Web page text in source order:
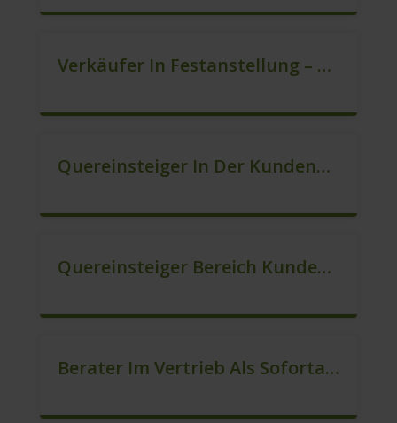
Verkäufer In Festanstellung – Top Gehalt (m/w/d)
Quereinsteiger In Der Kundenberatung (m/w/d)
Quereinsteiger Bereich Kundenberatung (m/w/d)
Berater Im Vertrieb Als Sofortanstellung (m/w/d)